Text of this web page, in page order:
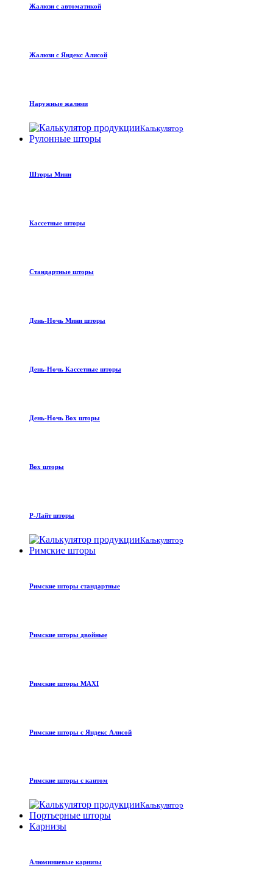
Жалюзи с автоматикой
Жалюзи с Яндекс Алисой
Наружные жалюзи
Калькулятор
Рулонные шторы
Шторы Мини
Кассетные шторы
Стандартные шторы
День-Ночь Мини шторы
День-Ночь Кассетные шторы
День-Ночь Box шторы
Box шторы
Р-Лайт шторы
Калькулятор
Римские шторы
Римские шторы стандартные
Римские шторы двойные
Римские шторы MAXI
Римские шторы с Яндекс Алисой
Римские шторы с кантом
Калькулятор
Портьерные шторы
Карнизы
Алюминиевые карнизы